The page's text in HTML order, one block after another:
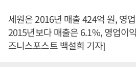
세원은 2016년 매출 424억 원, 영
2015년보다 매출은 6.1%, 영업이
즈니스포스트 백설희 기자]